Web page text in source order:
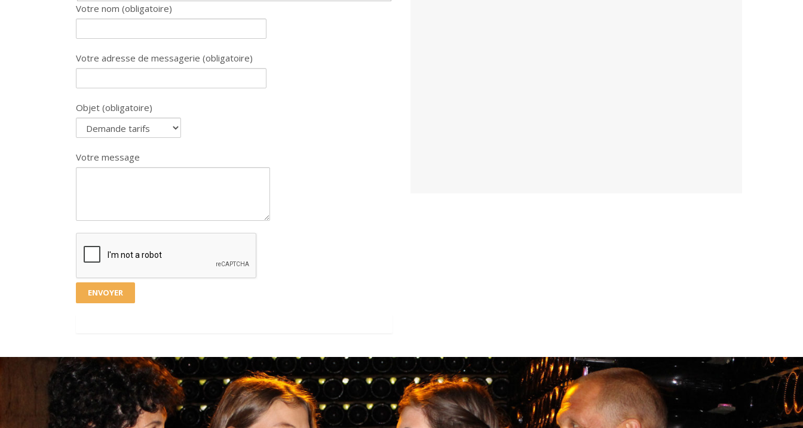
Votre nom (obligatoire)
Votre adresse de messagerie (obligatoire)
Objet (obligatoire)
Votre message